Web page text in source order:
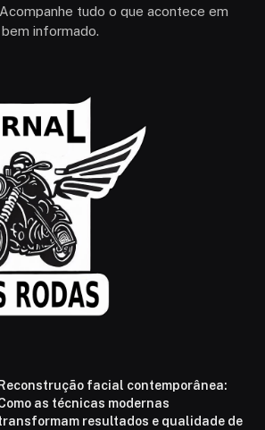
tudo o que acontece em
informado.
Reconstrução facial contemporânea:
as técnicas modernas
resultados e qualidade de